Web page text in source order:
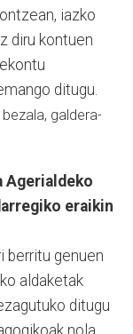
iazko
diru kontuen
ditugu.
galdera-
Agerialdeko
eraikin
berritu genuen
aldaketak
ditugu